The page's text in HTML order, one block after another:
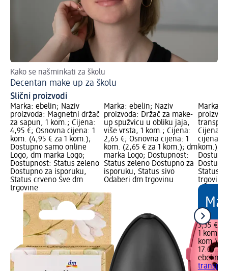
Kako se našminkati za školu
Decentan make up za školu
Slični proizvodi
Marka: ebelin; Naziv
proizvoda: Magnetni držač
za sapun, 1 kom.; Cijena:
4,95 €; Osnovna cijena: 1
kom. (4,95 € za 1 kom.);
Dostupno samo online
Logo, dm marka Logo;
Dostupnost: Status zeleno
Dostupno za isporuku,
Status crveno Sve dm
trgovine
Marka: ebelin; Naziv
proizvoda: Držač za make-
up spužvicu u obliku jaja,
više vrsta, 1 kom.; Cijena:
2,65 €; Osnovna cijena: 1
kom. (2,65 € za 1 kom.); dm
marka Logo; Dostupnost:
Status zeleno Dostupno za
isporuku, Status sivo
Odaberi dm trgovinu
Marka:
Cijena:
cijena: 1
kom.);
Status
trgovinu
3,35 €
1 kom.
kom.)
ebelin